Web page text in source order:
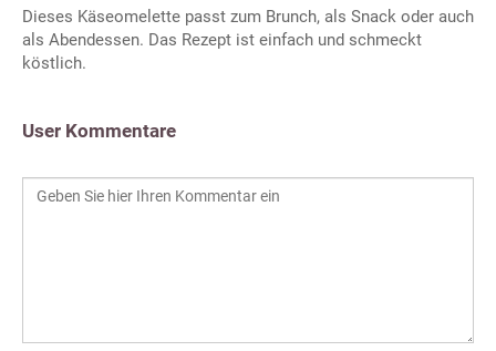
Dieses Käseomelette passt zum Brunch, als Snack oder auch
als Abendessen. Das Rezept ist einfach und schmeckt
köstlich.
User Kommentare